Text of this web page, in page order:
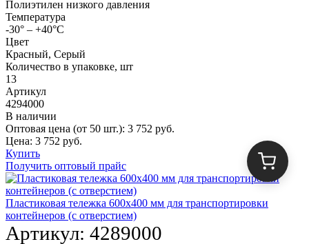
Полиэтилен низкого давления
Температура
-30° – +40°С
Цвет
Красный, Серый
Количество в упаковке, шт
13
Артикул
4294000
В наличии
Оптовая цена (от 50 шт.): 3 752 руб.
Цена: 3 752 руб.
Купить
Получить оптовый прайс
Пластиковая тележка 600х400 мм для транспортировки
контейнеров (с отверстием)
Артикул: 4289000